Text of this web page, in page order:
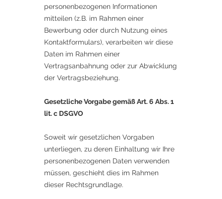
personenbezogenen Informationen
mitteilen (z.B. im Rahmen einer
Bewerbung oder durch Nutzung eines
Kontaktformulars), verarbeiten wir diese
Daten im Rahmen einer
Vertragsanbahnung oder zur Abwicklung
der Vertragsbeziehung.
Gesetzliche Vorgabe gemäß Art. 6 Abs. 1
lit. c DSGVO​
Soweit wir gesetzlichen Vorgaben
unterliegen, zu deren Einhaltung wir Ihre
personenbezogenen Daten verwenden
müssen, geschieht dies im Rahmen
dieser Rechtsgrundlage.